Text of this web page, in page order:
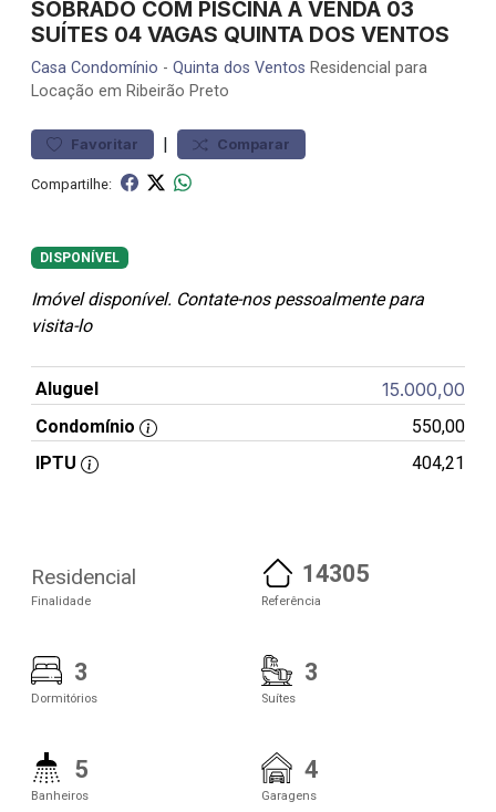
SOBRADO COM PISCINA À VENDA 03
SUÍTES 04 VAGAS QUINTA DOS VENTOS
Casa Condomínio - Quinta dos Ventos Residencial para
Locação em Ribeirão Preto
Favoritar | Comparar
Compartilhe:
DISPONÍVEL
Imóvel disponível. Contate-nos pessoalmente para
visita-lo
Aluguel 15.000,00
Condomínio
550,00
IPTU
404,21
Residencial
Finalidade
14305
Referência
3
Dormitórios
3
Suítes
5
Banheiros
4
Garagens